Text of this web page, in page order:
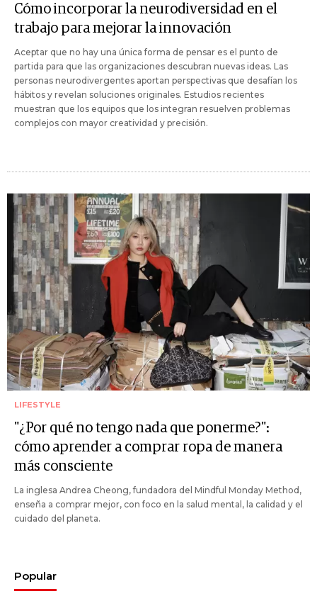
Cómo incorporar la neurodiversidad en el
trabajo para mejorar la innovación
Aceptar que no hay una única forma de pensar es el punto de
partida para que las organizaciones descubran nuevas ideas. Las
personas neurodivergentes aportan perspectivas que desafían los
hábitos y revelan soluciones originales. Estudios recientes
muestran que los equipos que los integran resuelven problemas
complejos con mayor creatividad y precisión.
LIFESTYLE
"¿Por qué no tengo nada que ponerme?":
cómo aprender a comprar ropa de manera
más consciente
La inglesa Andrea Cheong, fundadora del Mindful Monday Method,
enseña a comprar mejor, con foco en la salud mental, la calidad y el
cuidado del planeta.
Popular